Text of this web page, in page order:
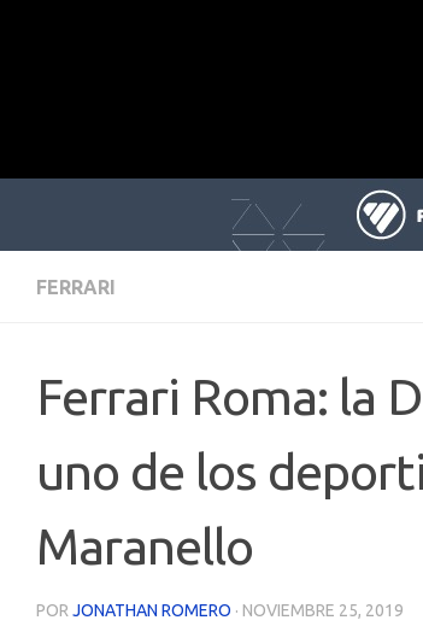
FERRARI
Ferrari Roma: la
uno de los
Maranello
POR JONATHAN ROMERO · NOVIEMBRE 25, 2019